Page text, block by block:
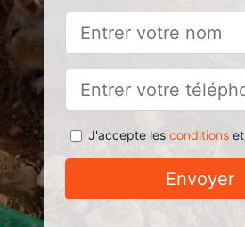
J'accepte les conditionset
Envoyer